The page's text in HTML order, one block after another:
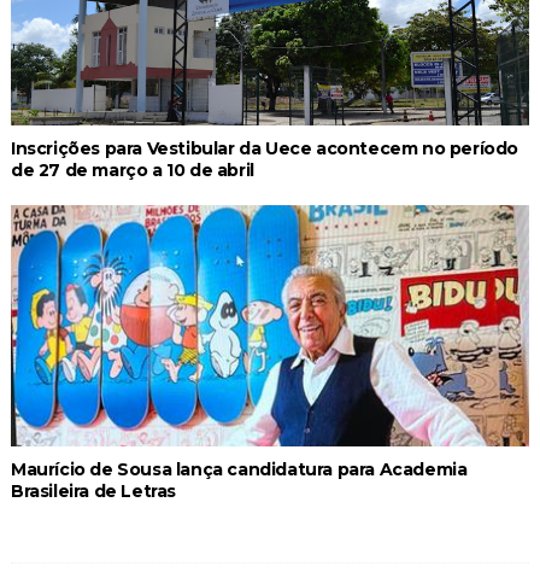
Inscrições para Vestibular da Uece acontecem no período
de 27 de março a 10 de abril
Maurício de Sousa lança candidatura para Academia
Brasileira de Letras